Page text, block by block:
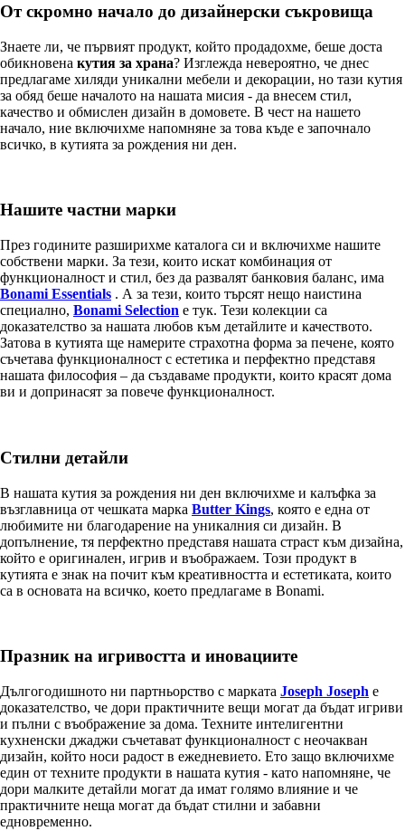
От скромно начало до дизайнерски съкровища
Знаете ли, че първият продукт, който продадохме, беше доста
обикновена кутия за храна? Изглежда невероятно, че днес
предлагаме хиляди уникални мебели и декорации, но тази кутия
за обяд беше началото на нашата мисия - да внесем стил,
качество и обмислен дизайн в домовете. В чест на нашето
начало, ние включихме напомняне за това къде е започнало
всичко, в кутията за рождения ни ден.
Нашите частни марки
През годините разширихме каталога си и включихме нашите
собствени марки. За тези, които искат комбинация от
функционалност и стил, без да развалят банковия баланс, има
Bonami Essentials . А за тези, които търсят нещо наистина
специално, Bonami Selection е тук. Тези колекции са
доказателство за нашата любов към детайлите и качеството.
Затова в кутията ще намерите страхотна форма за печене, която
съчетава функционалност с естетика и перфектно представя
нашата философия – да създаваме продукти, които красят дома
ви и допринасят за повече функционалност.
Стилни детайли
В нашата кутия за рождения ни ден включихме и калъфка за
възглавница от чешката марка Butter Kings, която е една от
любимите ни благодарение на уникалния си дизайн. В
допълнение, тя перфектно представя нашата страст към дизайна,
който е оригинален, игрив и въображаем. Този продукт в
кутията е знак на почит към креативността и естетиката, които
са в основата на всичко, което предлагаме в Bonami.
Празник на игривостта и иновациите
Дългогодишното ни партньорство с марката Joseph Joseph е
доказателство, че дори практичните вещи могат да бъдат игриви
и пълни с въображение за дома. Техните интелигентни
кухненски джаджи съчетават функционалност с неочакван
дизайн, който носи радост в ежедневието. Ето защо включихме
един от техните продукти в нашата кутия - като напомняне, че
дори малките детайли могат да имат голямо влияние и че
практичните неща могат да бъдат стилни и забавни
едновременно.